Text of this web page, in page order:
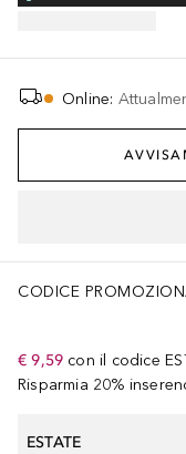
Online:
CODICE
€ 9,59 con il codice
Risparmia 20%
ESTATE